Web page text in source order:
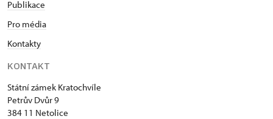
Publikace
Pro média
Kontakty
KONTAKT
Státní zámek Kratochvíle
Petrův Dvůr 9
384 11 Netolice